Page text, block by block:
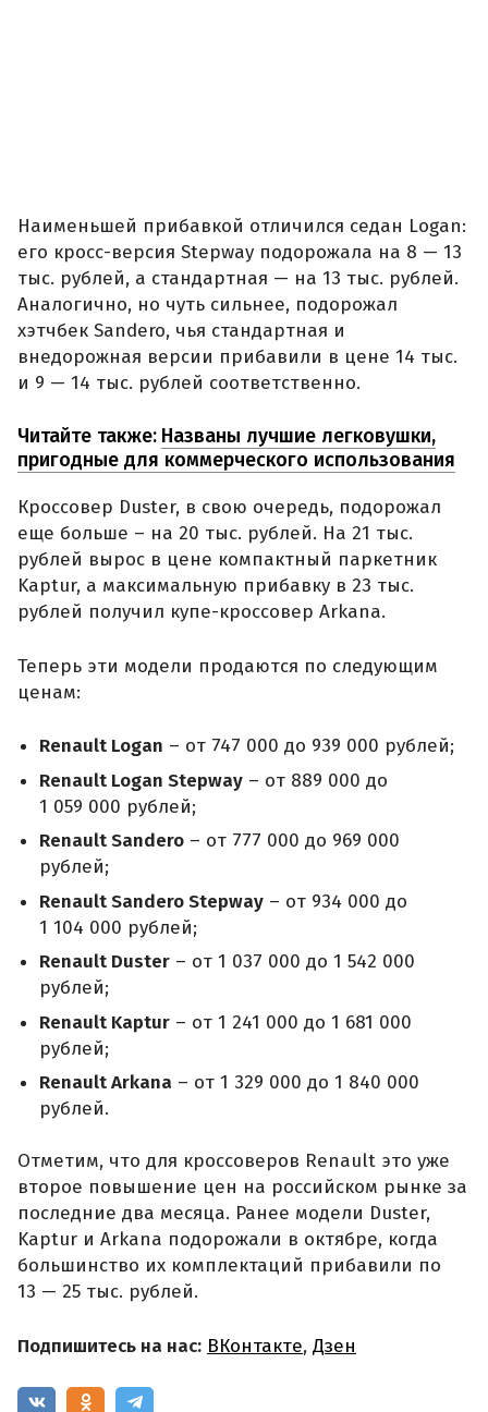
Наименьшей прибавкой отличился седан Logan:
его кросс-версия Stepway подорожала на 8 — 13
тыс. рублей, а стандартная — на 13 тыс. рублей.
Аналогично, но чуть сильнее, подорожал
хэтчбек Sandero, чья стандартная и
внедорожная версии прибавили в цене 14 тыс.
и 9 — 14 тыс. рублей соответственно.
Читайте также: Названы лучшие легковушки,
пригодные для коммерческого использования
Кроссовер Duster, в свою очередь, подорожал
еще больше – на 20 тыс. рублей. На 21 тыс.
рублей вырос в цене компактный паркетник
Kaptur, а максимальную прибавку в 23 тыс.
рублей получил купе-кроссовер Arkana.
Теперь эти модели продаются по следующим
ценам:
Renault Logan – от 747 000 до 939 000 рублей;
Renault Logan Stepway – от 889 000 до
1 059 000 рублей;
Renault Sandero – от 777 000 до 969 000
рублей;
Renault Sandero Stepway – от 934 000 до
1 104 000 рублей;
Renault Duster – от 1 037 000 до 1 542 000
рублей;
Renault Kaptur – от 1 241 000 до 1 681 000
рублей;
Renault Arkana – от 1 329 000 до 1 840 000
рублей.
Отметим, что для кроссоверов Renault это уже
второе повышение цен на российском рынке за
последние два месяца. Ранее модели Duster,
Kaptur и Arkana подорожали в октябре, когда
большинство их комплектаций прибавили по
13 — 25 тыс. рублей.
Подпишитесь на нас: ВКонтакте, Дзен